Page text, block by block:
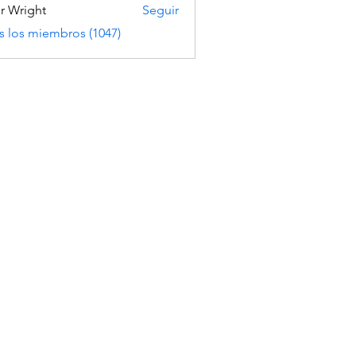
Wright
Seguir
los miembros (1047)